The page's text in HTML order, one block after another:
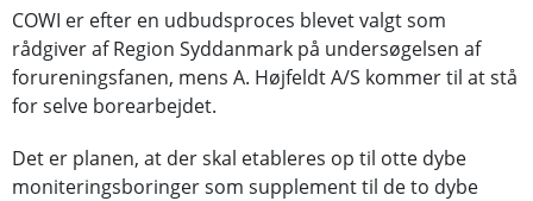
COWI er efter en udbudsproces blevet valgt som
rådgiver af Region Syddanmark på undersøgelsen af
forureningsfanen, mens A. Højfeldt A/S kommer til at stå
for selve borearbejdet.
Det er planen, at der skal etableres op til otte dybe
moniteringsboringer som supplement til de to dybe